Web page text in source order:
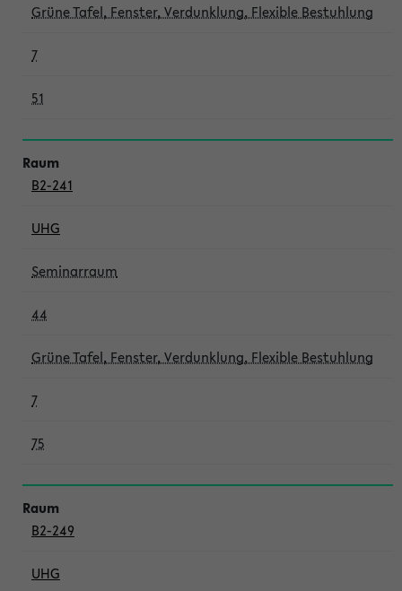
Grüne Tafel, Fenster, Verdunklung, Flexible Bestuhlung
7
51
B2-241
UHG
Seminarraum
44
Grüne Tafel, Fenster, Verdunklung, Flexible Bestuhlung
7
75
B2-249
UHG